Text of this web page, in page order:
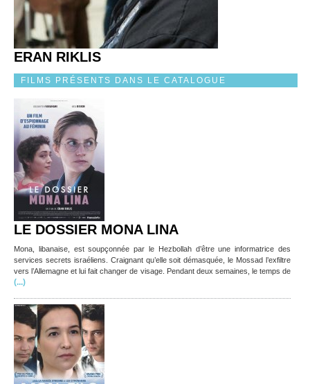
ERAN RIKLIS
FILMS PRÉSENTS DANS LE CATALOGUE
LE DOSSIER MONA LINA
Mona, libanaise, est soupçonnée par le Hezbollah d’être une informatrice des
services secrets israéliens. Craignant qu’elle soit démasquée, le Mossad l’exfiltre
vers l’Allemagne et lui fait changer de visage. Pendant deux semaines, le temps de
(...)